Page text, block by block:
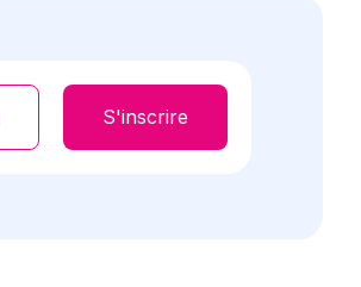
S'inscrire